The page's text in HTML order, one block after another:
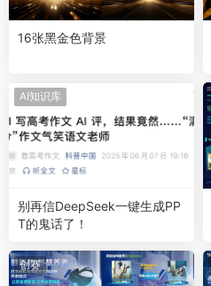
16张黑金色背景
AI知识库
别再信DeepSeek一键生成PP
T的鬼话了！
创赛